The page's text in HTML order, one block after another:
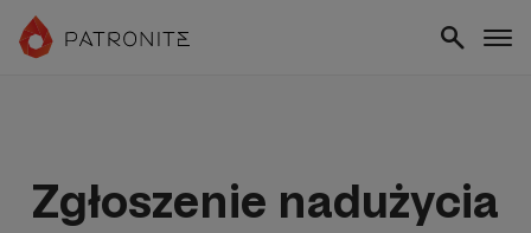
Zgłoszenie nadużycia